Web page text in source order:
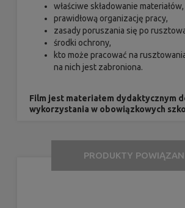
właściwe składowanie materiałów,
prawidłową organizację pracy,
zasady poruszania się po
środki ochrony,
kto może pracować na
na nich jest zabroniona.
Film jest materiałem dydaktycznym
wykorzystania w obowiązkowych
PRODUKTY